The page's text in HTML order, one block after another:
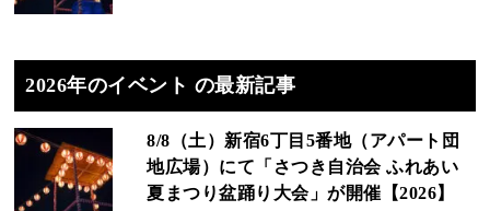
2026年のイベント の最新記事
8/8（土）新宿6丁目5番地（アパート団
地広場）にて「さつき自治会 ふれあい
夏まつり盆踊り大会」が開催【2026】